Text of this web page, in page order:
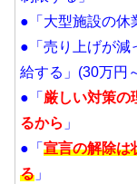
●「大型施設の休
●「売り上げが減
給する」(30万円
●「 厳しい対策の
るから 」
●「 宣言の解除は
る 」